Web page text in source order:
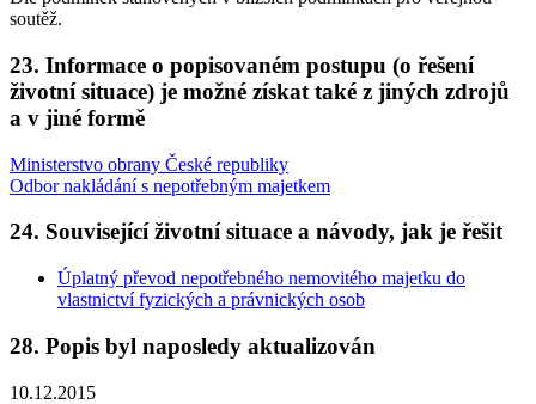
soutěž.
23. Informace o popisovaném postupu (o řešení
životní situace) je možné získat také z jiných zdrojů
a v jiné formě
Ministerstvo obrany České republiky
Odbor nakládání s nepotřebným majetkem
24. Související životní situace a návody, jak je řešit
Úplatný převod nepotřebného nemovitého majetku do
vlastnictví fyzických a právnických osob
28. Popis byl naposledy aktualizován
10.12.2015